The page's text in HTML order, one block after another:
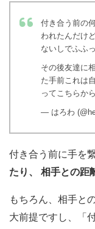
付き合う前の
われたんだけ
ないしでふふ
その後友達に
た手前これは
ってこちらか
— はろわ
付き合う前に手を
たり、 相手との距
もちろん、相手と
大前提ですし、「